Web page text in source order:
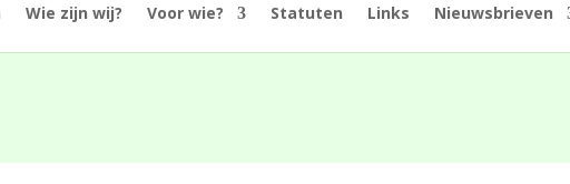
Wie zijn wij? Voor wie? Statuten Links Nieuwsbrieven